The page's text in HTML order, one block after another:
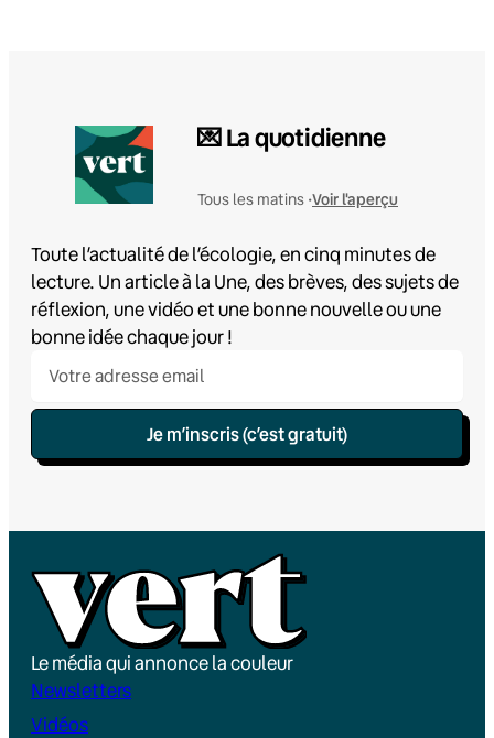
💌 La quotidienne
Tous les matins •Voir l'aperçu
Toute l’actualité de l’écologie, en cinq minutes de
lecture. Un article à la Une, des brèves, des sujets de
réflexion, une vidéo et une bonne nouvelle ou une
bonne idée chaque jour !
Je m’inscris (c’est gratuit)
Le média qui annonce la couleur
Newsletters
Vidéos